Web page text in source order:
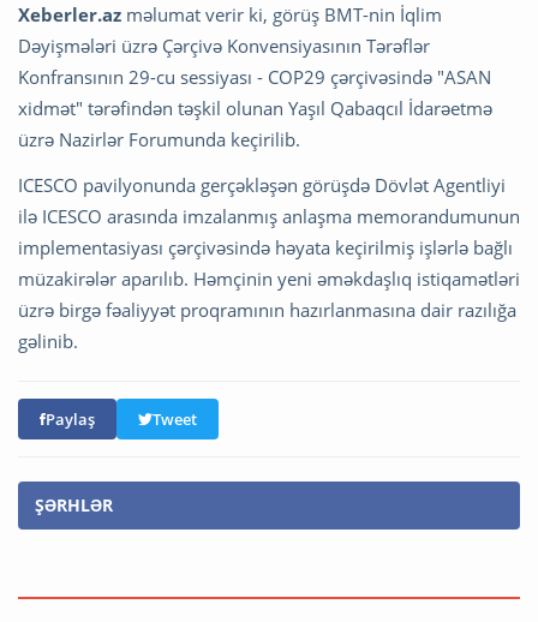
Xeberler.az məlumat verir ki, görüş BMT-nin İqlim
Dəyişmələri üzrə Çərçivə Konvensiyasının Tərəflər
Konfransının 29-cu sessiyası - COP29 çərçivəsində "ASAN
xidmət" tərəfindən təşkil olunan Yaşıl Qabaqcıl İdarəetmə
üzrə Nazirlər Forumunda keçirilib.
ICESCO pavilyonunda gerçəkləşən görüşdə Dövlət Agentliyi
ilə ICESCO arasında imzalanmış anlaşma memorandumunun
implementasiyası çərçivəsində həyata keçirilmiş işlərlə bağlı
müzakirələr aparılıb. Həmçinin yeni əməkdaşlıq istiqamətləri
üzrə birgə fəaliyyət proqramının hazırlanmasına dair razılığa
gəlinib.
Paylaş Tweet
ŞƏRHLƏR